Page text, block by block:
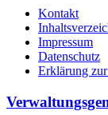
Kontakt
Impressum
Datenschutz
Erklärung